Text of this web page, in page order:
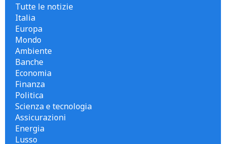
Tutte le notizie
Italia
Europa
Mondo
Ambiente
Banche
Economia
Finanza
Politica
Scienza e tecnologia
Assicurazioni
Energia
Lusso